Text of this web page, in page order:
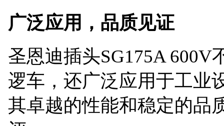
广泛应用，品质见证
圣恩迪插头SG175A 600V
逻车，还广泛应用于工业
其卓越的性能和稳定的品